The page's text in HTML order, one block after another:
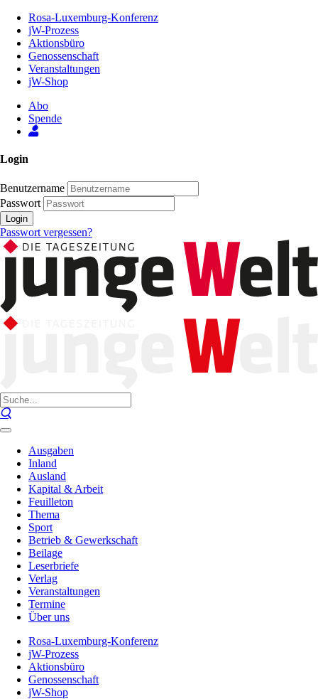
Inhalt
Seite
Rosa-Luxemburg-Konferenz
jW-Prozess
Aktionsbüro
Genossenschaft
Veranstaltungen
jW-Shop
Abo
Spende
Login
Benutzername
Passwort
Login
Passwort vergessen?
Ausgaben
Inland
Ausland
Kapital & Arbeit
Feuilleton
Thema
Sport
Betrieb & Gewerkschaft
Beilage
Leserbriefe
Verlag
Veranstaltungen
Termine
Über uns
Rosa-Luxemburg-Konferenz
jW-Prozess
Aktionsbüro
Genossenschaft
jW-Shop